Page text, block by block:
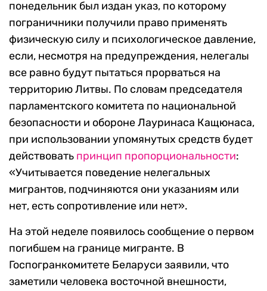
понедельник был издан указ, по которому
пограничники получили право применять
физическую силу и психологическое давление,
если, несмотря на предупреждения, нелегалы
все равно будут пытаться прорваться на
территорию Литвы. По словам председателя
парламентского комитета по национальной
безопасности и обороне Лауринаса Кащюнаса,
при использовании упомянутых средств будет
действовать принцип пропорциональности:
«Учитывается поведение нелегальных
мигрантов, подчиняются они указаниям или
нет, есть сопротивление или нет».
На этой неделе появилось сообщение о первом
погибшем на границе мигранте. В
Госпогранкомитете Беларуси заявили, что
заметили человека восточной внешности,